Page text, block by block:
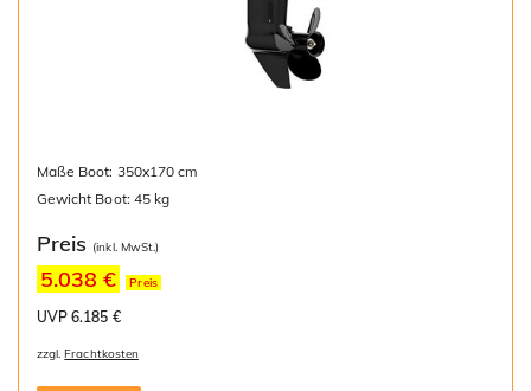
Maße Boot: 350x170 cm
Gewicht Boot: 45 kg
Preis (inkl. MwSt.)
5.038 € Preis
UVP 6.185 €
zzgl.Frachtkosten